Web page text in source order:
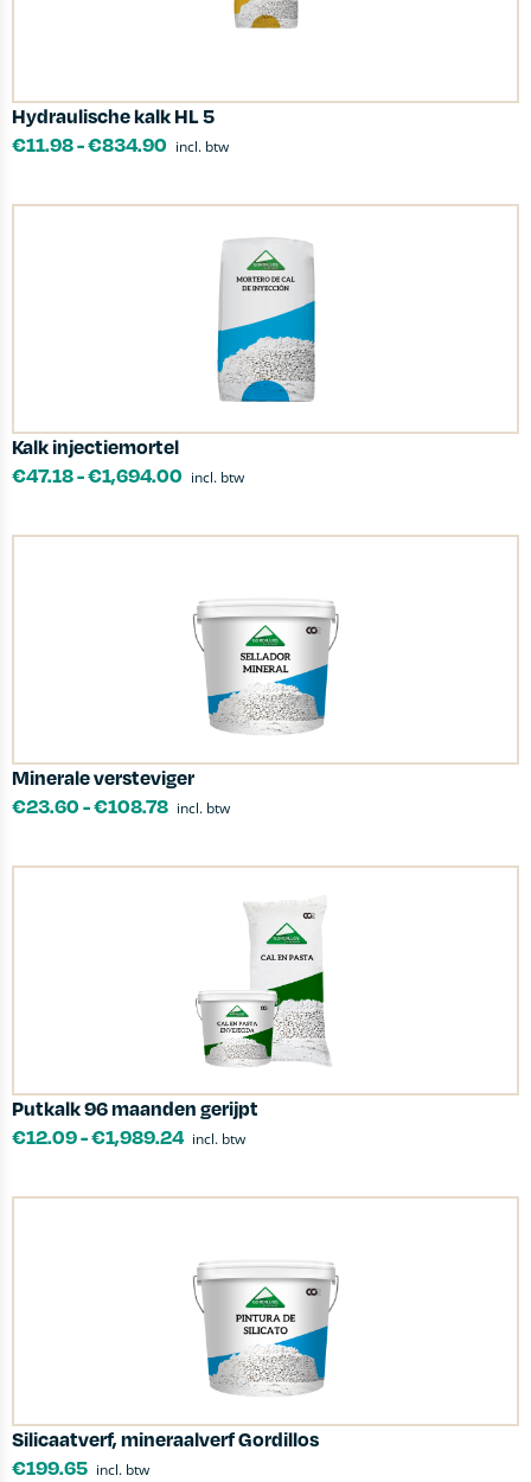
Hydraulische kalk HL 5
€11.98-€834.90 incl. btw
Kalk injectiemortel
€47.18-€1,694.00 incl. btw
Minerale versteviger
€23.60-€108.78 incl. btw
Putkalk 96 maanden gerijpt
€12.09-€1,989.24 incl. btw
Silicaatverf, mineraalverf Gordillos
€199.65 incl. btw